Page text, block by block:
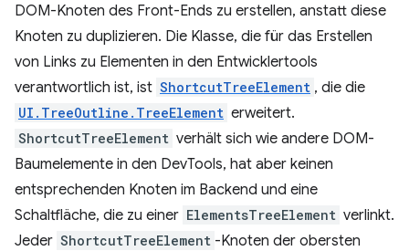
DOM-Knoten des Front-Ends zu erstellen, anstatt diese
Knoten zu duplizieren. Die Klasse, die für das Erstellen
von Links zu Elementen in den Entwicklertools
verantwortlich ist, ist ShortcutTreeElement , die die
UI.TreeOutline.TreeElement erweitert.
ShortcutTreeElement verhält sich wie andere DOM-
Baumelemente in den DevTools, hat aber keinen
entsprechenden Knoten im Backend und eine
Schaltfläche, die zu einer ElementsTreeElement verlinkt.
Jeder ShortcutTreeElement -Knoten der obersten